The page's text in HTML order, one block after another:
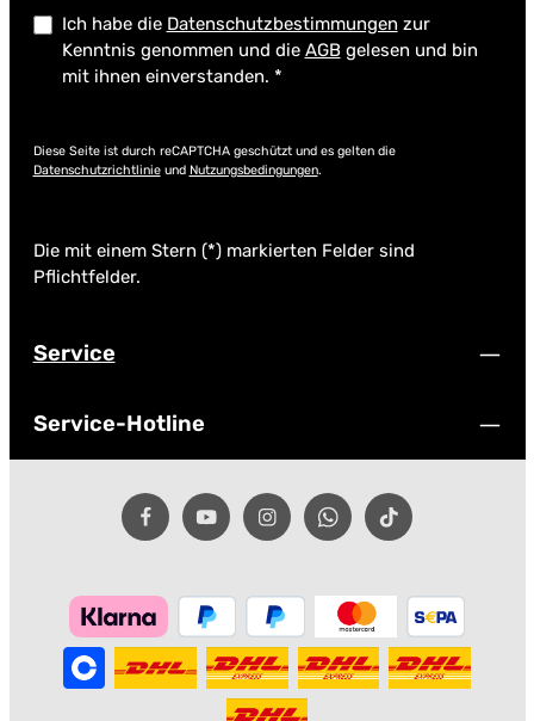
Ich habe die Datenschutzbestimmungen zur
Kenntnis genommen und die AGBgelesen und bin
mit ihnen einverstanden. *
Diese Seite ist durch reCAPTCHA geschützt und es gelten die
Datenschutzrichtlinieund Nutzungsbedingungen.
Die mit einem Stern (*) markierten Felder sind
Pflichtfelder.
Service
Service-Hotline